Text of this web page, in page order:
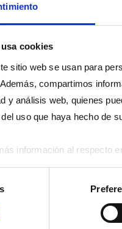
cookies
sitio web se usan para
compartimos
y análisis web, quienes
uso que haya hecho de
información al respecto